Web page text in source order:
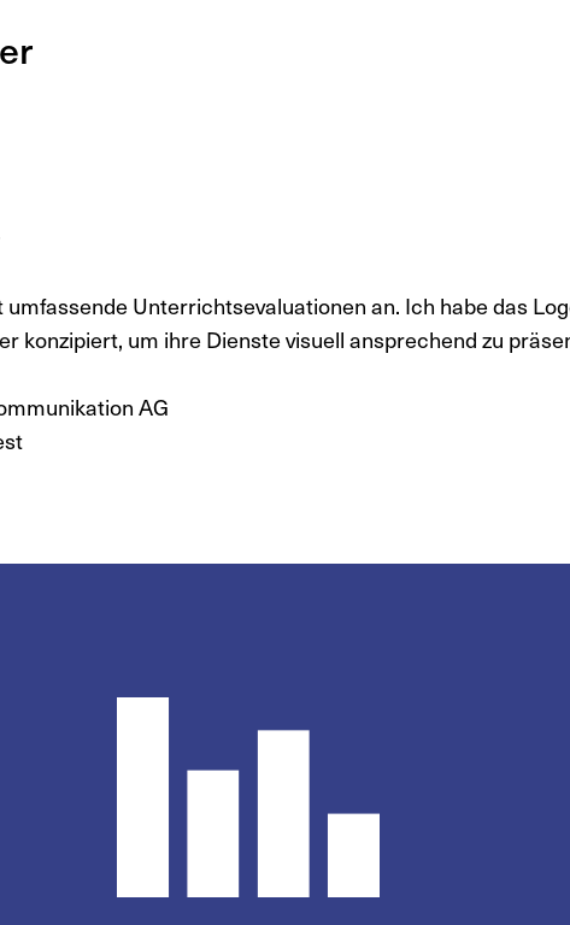
umfassende Unterrichtsevaluationen an. Ich habe das
konzipiert, um ihre Dienste visuell ansprechend zu
AG